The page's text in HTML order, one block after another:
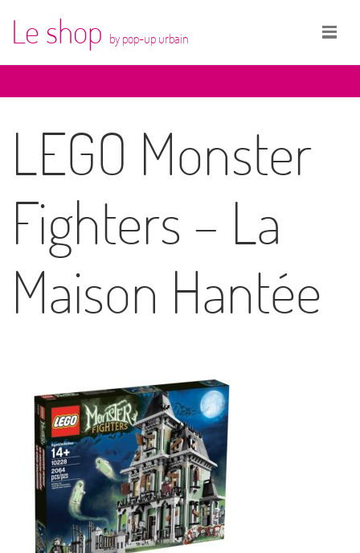
Le shop by pop-up urbain
LEGO Monster
Fighters – La
Maison Hantée